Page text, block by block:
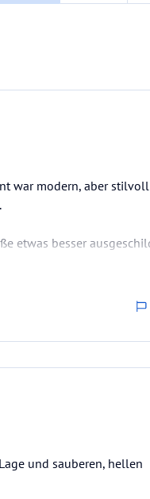
war modern, aber stilvoll
etwas besser
Median Hotel.
und sauberen, hellen